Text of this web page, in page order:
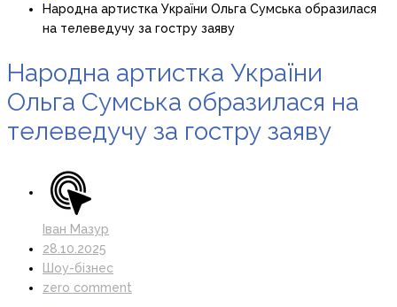
Народна артистка України Ольга Сумська образилася
на телеведучу за гостру заяву
Народна артистка України
Ольга Сумська образилася на
телеведучу за гостру заяву
Іван Мазур
28.10.2025
Шоу-бізнес
zero comment